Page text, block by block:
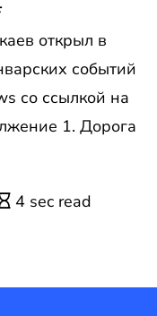
открыл в
событий
со ссылкой на
1. Дорога
4 sec read